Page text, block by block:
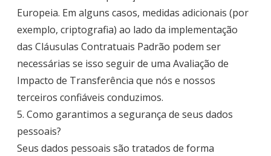
Europeia. Em alguns casos, medidas adicionais (por
exemplo, criptografia) ao lado da implementação
das Cláusulas Contratuais Padrão podem ser
necessárias se isso seguir de uma Avaliação de
Impacto de Transferência que nós e nossos
terceiros confiáveis conduzimos.
5. Como garantimos a segurança de seus dados
pessoais?
Seus dados pessoais são tratados de forma